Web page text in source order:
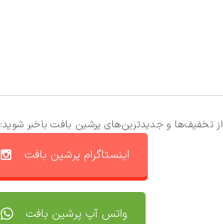
از تخفیف‌ها و جدیدترین‌های پرشین بافت باخبر شوید:
اینستاگرام پرشین بافت
واتس آپ پرشین بافت